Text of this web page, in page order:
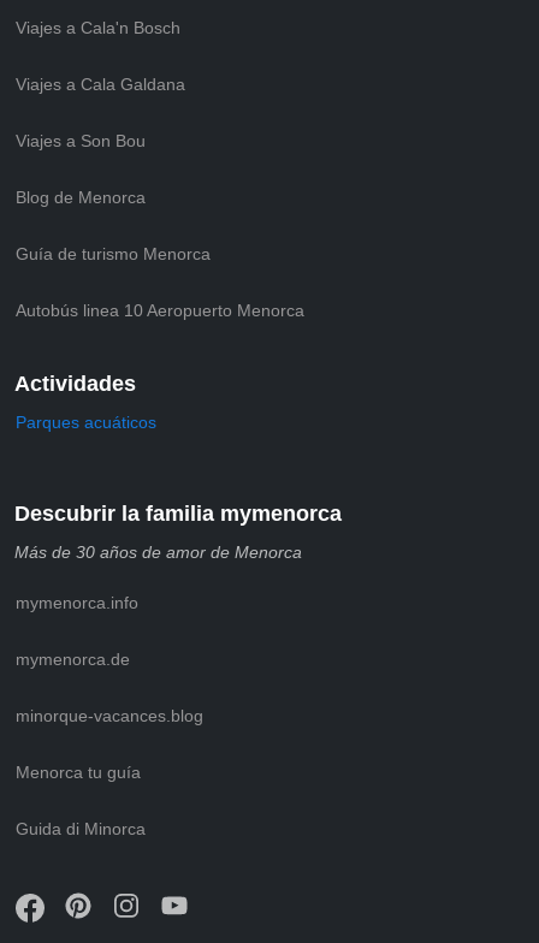
Viajes a Cala'n Bosch
Viajes a Cala Galdana
Viajes a Son Bou
Blog de Menorca
Guía de turismo Menorca
Autobús linea 10 Aeropuerto Menorca
Actividades
Parques acuáticos
Descubrir la familia mymenorca
Más de 30 años de amor de Menorca
mymenorca.info
mymenorca.de
minorque-vacances.blog
Menorca tu guía
Guida di Minorca